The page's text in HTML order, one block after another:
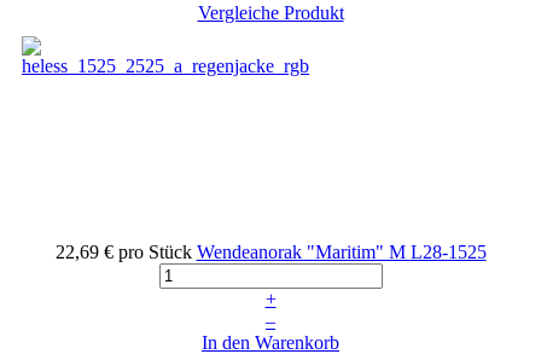
Vergleiche Produkt
22,69 € pro Stück Wendeanorak "Maritim" M L28-1525
+
–
In den Warenkorb